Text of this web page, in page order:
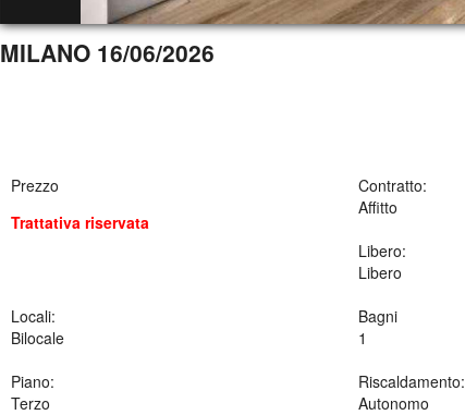
MILANO 16/06/2026
Prezzo
Trattativa riservata
Contratto:
Affitto
Libero:
Libero
Locali:
Bilocale
Bagni
1
Piano:
Terzo
Riscaldamento:
Autonomo